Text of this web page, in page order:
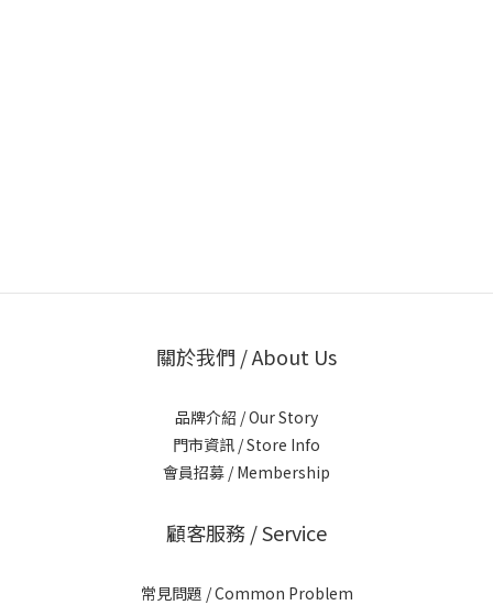
關於我們 / About Us
品牌介紹 / Our Story
門市資訊 / Store Info
會員招募 / Membership
顧客服務 / Service
常見問題 / Common Problem